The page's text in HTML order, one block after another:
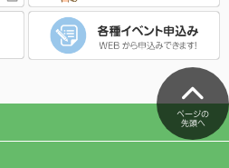
ページの
先頭へ